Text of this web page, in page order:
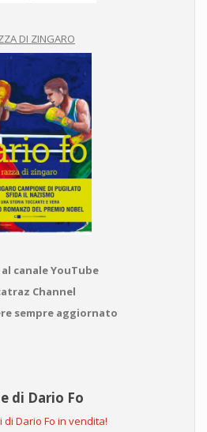
DI ZINGARO
canale YouTube
Channel
sempre aggiornato
di Dario Fo